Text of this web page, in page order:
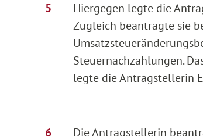
Hiergegen legte die
Zugleich beantragte sie
Steuernachzahlungen.
legte die Antragstellerin
Die Antragstellerin